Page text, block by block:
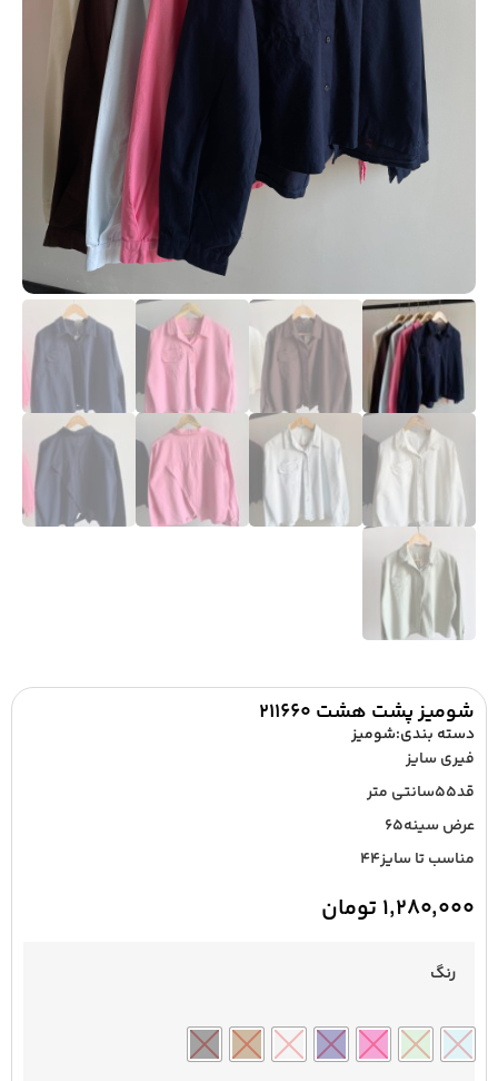
شومیز پشت هشت ۲۱۱۶۶۰
دسته بندی:شومیز
فیری سایز
قد۵۵سانتی متر
عرض سینه۶۵
مناسب تا سایز۴۴
۱,۲۸۰,۰۰۰ تومان
رنگ